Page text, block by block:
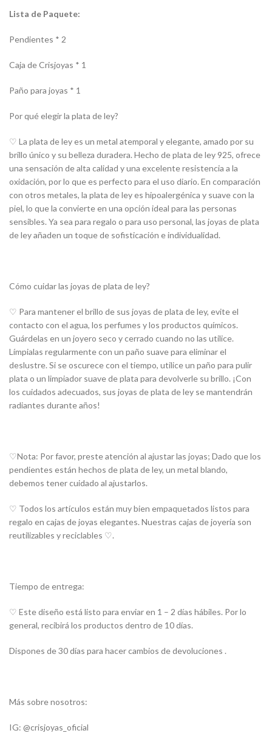
Lista de Paquete:
Pendientes * 2
Caja de Crisjoyas * 1
Paño para joyas * 1
Por qué elegir la plata de ley?
♡ La plata de ley es un metal atemporal y elegante, amado por su
brillo único y su belleza duradera. Hecho de plata de ley 925, ofrece
una sensación de alta calidad y una excelente resistencia a la
oxidación, por lo que es perfecto para el uso diario. En comparación
con otros metales, la plata de ley es hipoalergénica y suave con la
piel, lo que la convierte en una opción ideal para las personas
sensibles. Ya sea para regalo o para uso personal, las joyas de plata
de ley añaden un toque de sofisticación e individualidad.
Cómo cuidar las joyas de plata de ley?
♡ Para mantener el brillo de sus joyas de plata de ley, evite el
contacto con el agua, los perfumes y los productos químicos.
Guárdelas en un joyero seco y cerrado cuando no las utilice.
Límpialas regularmente con un paño suave para eliminar el
deslustre. Si se oscurece con el tiempo, utilice un paño para pulir
plata o un limpiador suave de plata para devolverle su brillo. ¡Con
los cuidados adecuados, sus joyas de plata de ley se mantendrán
radiantes durante años!
♡Nota: Por favor, preste atención al ajustar las joyas; Dado que los
pendientes están hechos de plata de ley, un metal blando,
debemos tener cuidado al ajustarlos.
♡ Todos los artículos están muy bien empaquetados listos para
regalo en cajas de joyas elegantes. Nuestras cajas de joyería son
reutilizables y reciclables ♡.
Tiempo de entrega:
♡ Este diseño está listo para enviar en 1 – 2 días hábiles. Por lo
general, recibirá los productos dentro de 10 días.
Dispones de 30 días para hacer cambios de devoluciones .
Más sobre nosotros:
IG: @crisjoyas_oficial